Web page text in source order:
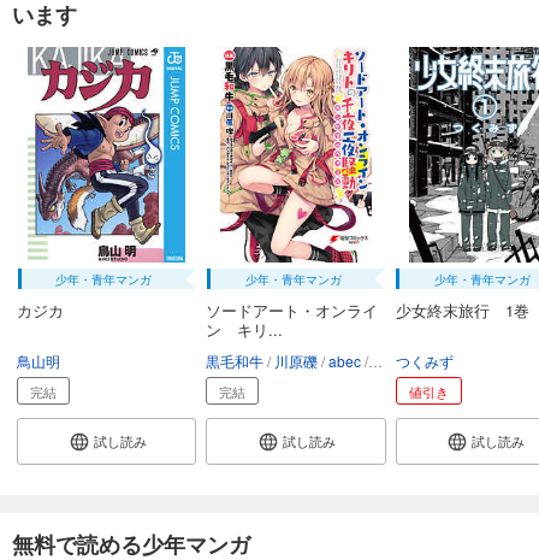
います
少年・青年マンガ
カジカ
鳥山明
完結
試し読み
少年・青年マンガ
ソードアート・オンライ
ン キリ...
黒毛和牛 川原礫 abec バンダイナムコエンタ
完結
試し読み
少年・青年マンガ
少女終末旅行 1巻
つくみず
値引き
試し読み
無料で読める少年マンガ